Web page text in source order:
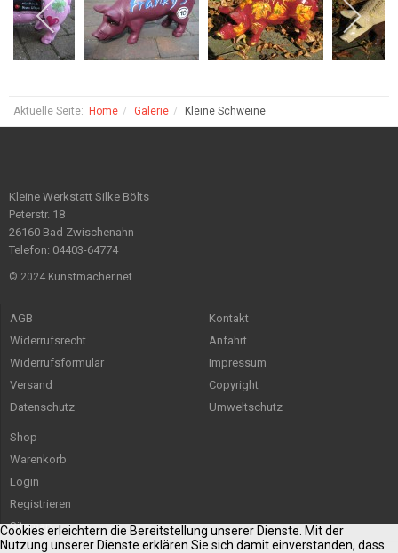
Aktuelle Seite: Home Galerie Kleine Schweine
Kleine Werkstatt Silke Bölts
Peterstr. 18
26160 Bad Zwischenahn
Telefon: 04403-64774
© 2024 Kunstmacher.net
AGB
Widerrufsrecht
Widerrufsformular
Versand
Datenschutz
Kontakt
Anfahrt
Impressum
Copyright
Umweltschutz
Shop
Warenkorb
Login
Registrieren
Sitemap
Cookies erleichtern die Bereitstellung unserer Dienste. Mit der
Nutzung unserer Dienste erklären Sie sich damit einverstanden, dass